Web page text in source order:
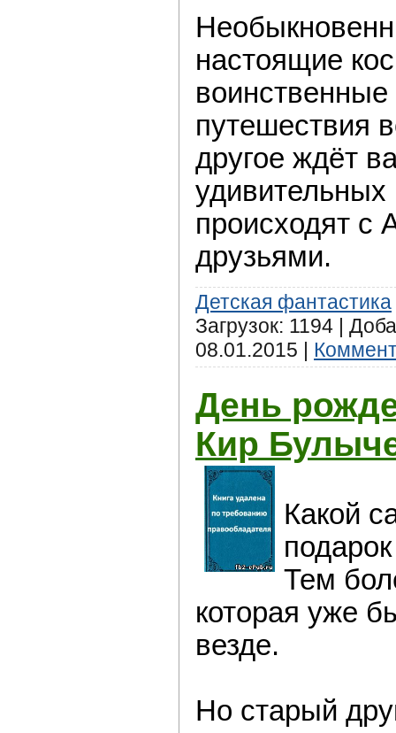
настоящие
путешествия
другое ждёт
удивительных
происходят с
друзьями.
Детская фантастика
Загрузок: 1194 |
08.01.2015 |
День
Кир
Какой
Тем
которая уже
везде.
Но старый